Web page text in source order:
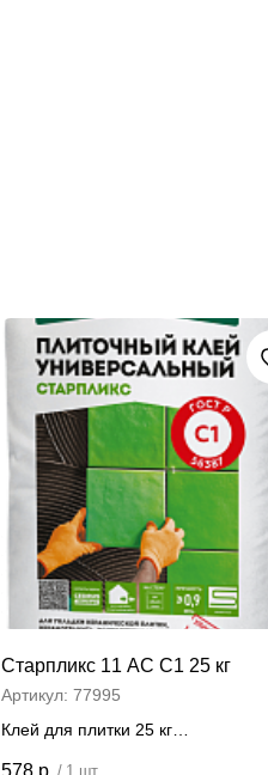
Старпликс 11 АС C1 25 кг
Артикул: 77995
Клей для плитки 25 кг
Цена за штуку
/ 1 шт